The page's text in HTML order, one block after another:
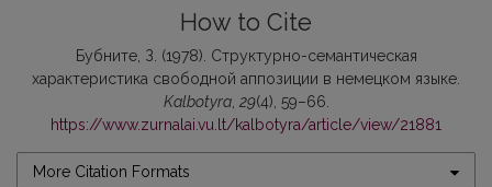
How to Cite
Бубните, З. (1978). Структурно-семантическая
характеристика свободной аппозиции в немецком языке.
Kalbotyra, 29(4), 59–66.
https://www.zurnalai.vu.lt/kalbotyra/article/view/21881
More Citation Formats